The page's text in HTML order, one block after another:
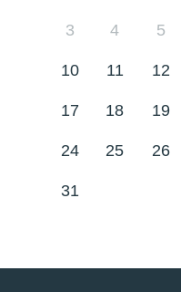
3 4 5
10 11 12
17 18 19
24 25 26
31